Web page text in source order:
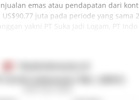
emas atau pendapatan dari
juta pada periode yang sama
yakni PT Suka Jadi Logam, PT